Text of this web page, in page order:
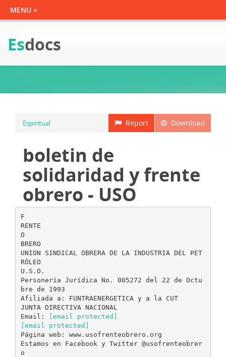
Esdocs
Download
Report
Espiritual
boletin de
solidaridad y frente
obrero - USO
F
RENTE
O
BRERO
UNION SINDICAL OBRERA DE LA INDUSTRIA DEL PET
RÓLEO
U.S.O.
Personería Jurídica No. 005272 del 22 de Octu
bre de 1993
Afiliada a: FUNTRAENERGETICA y a la CUT
JUNTA DIRECTIVA NACIONAL
Email:
[email protected]
[email protected]
Página web: www.usofrenteobrero.org
Estamos en Facebook y Twitter @usofrenteobrer
o